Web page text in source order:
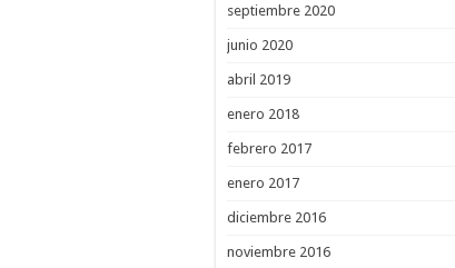
septiembre 2020
junio 2020
abril 2019
enero 2018
febrero 2017
enero 2017
diciembre 2016
noviembre 2016